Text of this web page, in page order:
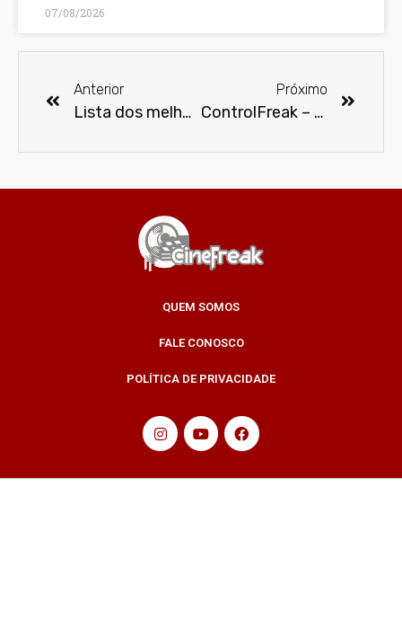
07/08/2026
Anterior
Lista dos melhores filmes e séries de 2012 do American Film Institute
Próximo
ControlFreak – O Hobbit e o que esperar dele…
QUEM SOMOS
FALE CONOSCO
POLÍTICA DE PRIVACIDADE